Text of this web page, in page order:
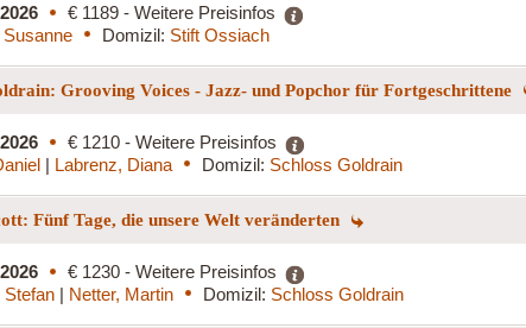
€ 1189 - Weitere Preisinfos
Domizil: Stift Ossiach
Grooving Voices - Jazz- und Popchor für Fortgeschrittene
€ 1210 - Weitere Preisinfos
| Labrenz, Diana Domizil: Schloss Goldrain
Fünf Tage, die unsere Welt veränderten
€ 1230 - Weitere Preisinfos
| Netter, Martin Domizil: Schloss Goldrain